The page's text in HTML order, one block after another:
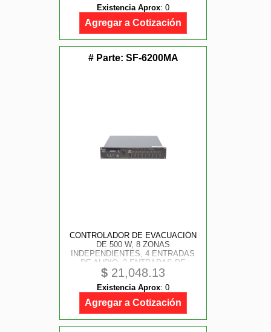
Existencia Aprox: 0
Agregar a Cotización
# Parte: SF-6200MA
CONTROLADOR DE EVACUACIÓN
DE 500 W, 8 ZONAS
INDEPENDIENTES, 4 ENTRADAS
DE AUDIO, 2 ENTRADAS DE
MICRÓFONO, CAPACIDAD A 19
CONTROLADORES, Y 32
MICRÓFONOS REMOTOS.
$ 21,048.13
Existencia Aprox: 0
Agregar a Cotización